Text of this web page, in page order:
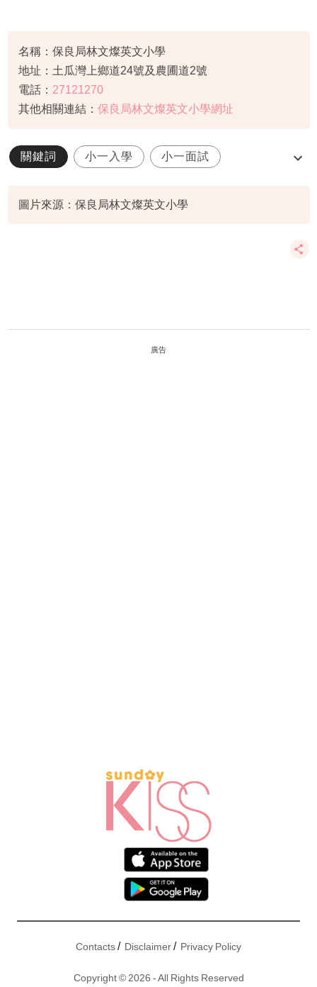
名稱：保良局林文燦英文小學
地址：土瓜灣上鄉道24號及農圃道2號
電話： 27121270
其他相關連結： 保良局林文燦英文小學網址
關鍵詞 小一入學 小一面試
圖片來源：保良局林文燦英文小學
廣告
Contacts/ Disclaimer/ Privacy Policy
Copyright © 2026 - All Rights Reserved